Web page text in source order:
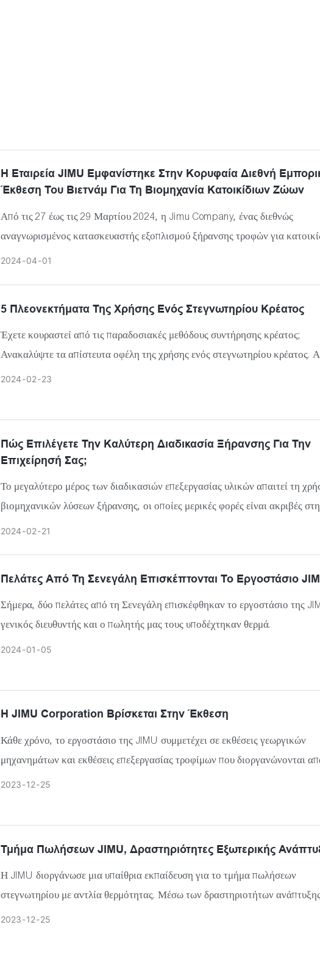
Η Εταιρεία JIMU Εμφανίστηκε Στην Κορυφαία Διεθνή
Έκθεση Του Βιετνάμ Για Τη Βιομηχανία Κατοικίδιων Ζώων
Από τις 27 έως τις 29 Μαρτίου 2024, η Jimu Company, ένας διεθνώς
αναγνωρισμένος κατασκευαστής εξοπλισμού ξήρανσης τροφών για
παρουσίασε πρόσφατα τον πιο πρόσφατα αναπτυγμένο στεγνωτήρα τροφών
και εμπλεκομένων στον κλάδο.
2024 04 01
5 Πλεονεκτήματα Της Χρήσης Ενός Στεγνωτηρίου Κρέατος
Έχετε κουραστεί από τις παραδοσιακές μεθόδους συντήρησης κρέατος;
Ανακαλύψτε τα απίστευτα οφέλη της χρήσης ενός στεγνωτηρίου κρέατος.
παράταση της διάρκειας ζωής έως την ένταση των γεύσεων, αυτό το άρθρο
σήμερα!
2024 02 23
Πώς Επιλέγετε Την Καλύτερη Διαδικασία Ξήρανσης Για Την
Επιχείρησή Σας;
Το μεγαλύτερο μέρος των διαδικασιών επεξεργασίας υλικών απαιτεί τη
βιομηχανικών λύσεων ξήρανσης, οι οποίες μερικές φορές είναι ακριβές
και έχουν περιορισμένη διάρκεια ζωής. Η επιλογή της σωστής λύσης
στην οικονομική ευρωστία του οργανισμού. Δεδομένων των διαφορετικών
διαθέσιμων βιομηχανικών ξηραντήρων με αντλία θερμότητας, ο καθένας
του σύνολο πλεονεκτημάτων και μειονεκτημάτων, αυτό μπορεί να φαίνεται
2024 02 21
Πελάτες Από Τη Σενεγάλη Επισκέπτονται Το Εργοστάσιο
Σήμερα, δύο πελάτες από τη Σενεγάλη επισκέφθηκαν το εργοστάσιο της
γενικός διευθυντής και ο πωλητής μας τους υποδέχτηκαν θερμά.
2024 01 05
Η JIMU Corporation Βρίσκεται Στην Έκθεση
Κάθε χρόνο, το εργοστάσιο της JIMU συμμετέχει σε εκθέσεις γεωργικών
μηχανημάτων και εκθέσεις επεξεργασίας τροφίμων που διοργανώνονται
διάφορες χώρες για να παρουσιάσει τα πρόσφατα αναπτυγμένα μηχανήματά
2023 12 25
Τμήμα Πωλήσεων JIMU, Δραστηριότητες Εξωτερικής
Η JIMU διοργάνωσε μια υπαίθρια εκπαίδευση για το τμήμα πωλήσεων
στεγνωτηρίου με αντλία θερμότητας. Μέσω των δραστηριοτήτων
ομάδας σε εξωτερικούς χώρους, ενισχύεται η αμοιβαία κατανόηση μεταξύ
2023 12 25